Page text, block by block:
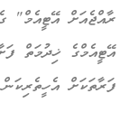
ރާއްޖެއަށް އޭޓީއެމް"
ފަރާތަކަށް